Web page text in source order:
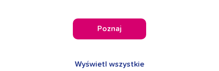
Poznaj
Wyświetl wszystkie